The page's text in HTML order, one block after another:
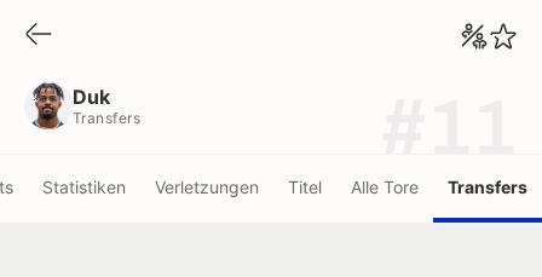
Duk
Transfers
Statistiken Verletzungen Titel Alle Tore Transfers